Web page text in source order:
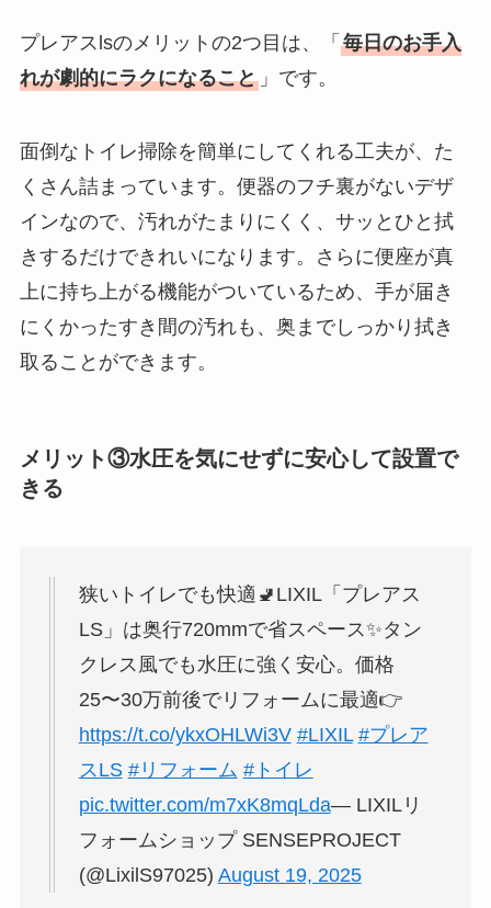
プレアスlsのメリットの2つ目は、「 毎日のお手入
れが劇的にラクになること」です。
面倒なトイレ掃除を簡単にしてくれる工夫が、た
くさん詰まっています。便器のフチ裏がないデザ
インなので、汚れがたまりにくく、サッとひと拭
きするだけできれいになります。さらに便座が真
上に持ち上がる機能がついているため、手が届き
にくかったすき間の汚れも、奥までしっかり拭き
取ることができます。
メリット③水圧を気にせずに安心して設置で
きる
狭いトイレでも快適🚽LIXIL「プレアス
LS」は奥行720mmで省スペース✨タン
クレス風でも水圧に強く安心。価格
25〜30万前後でリフォームに最適👉
https://t.co/ykxOHLWi3V #LIXIL #プレア
スLS #リフォーム #トイレ
pic.twitter.com/m7xK8mqLda— LIXILリ
フォームショップ SENSEPROJECT
(@LixilS97025) August 19, 2025